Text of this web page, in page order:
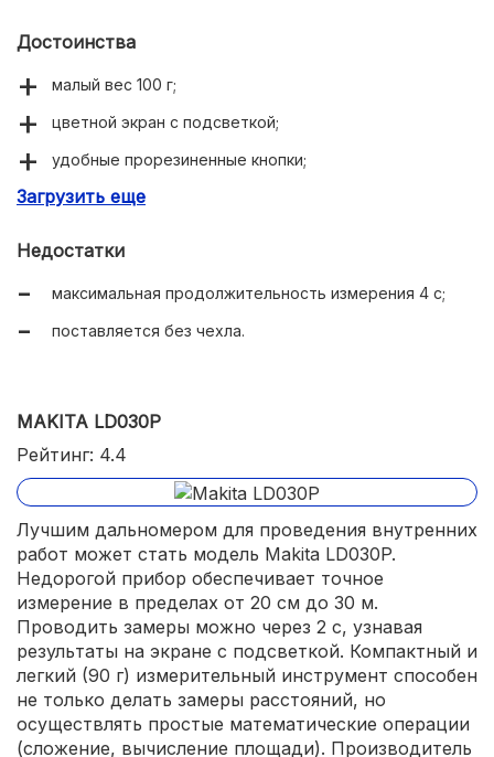
Достоинства
малый вес 100 г;
цветной экран с подсветкой;
удобные прорезиненные кнопки;
гарантия 2 года;
Загрузить еще
Недостатки
максимальная продолжительность измерения 4 с;
поставляется без чехла.
MAKITA LD030P
Рейтинг: 4.4
Лучшим дальномером для проведения внутренних
работ может стать модель Makita LD030P.
Недорогой прибор обеспечивает точное
измерение в пределах от 20 см до 30 м.
Проводить замеры можно через 2 с, узнавая
результаты на экране с подсветкой. Компактный и
легкий (90 г) измерительный инструмент способен
не только делать замеры расстояний, но
осуществлять простые математические операции
(сложение, вычисление площади). Производитель